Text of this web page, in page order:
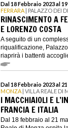
Dal 18 Febbraio 2023 al
FERRARA | PALAZZO DEI
RINASCIMENTO A
E LORENZO COSTA
A seguito di un
riqualificazione,
riaprirà i battenti
Dal 18 Febbraio 2023 al
MONZA | VILLA REALE DI
I MACCHIAIOLI E
FRANCIA E ITALIA
Dal 18 febbraio al 21